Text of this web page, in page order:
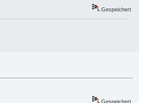
Gespeichert
Gespeichert